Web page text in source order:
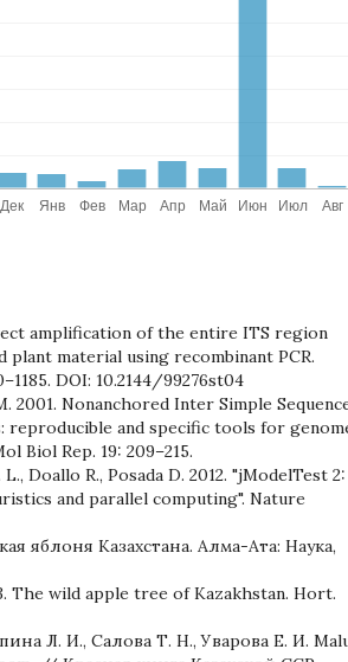
amplification of the entire ITS region
material using recombinant PCR.
DOI: 10.2144/99276st04
2001. Nonanchored Inter Simple
reproducible and specific tools for
Biol Rep. 19: 209–215.
Doallo R., Posada D. 2012. "jModelTest 2:
and parallel computing". Nature
яблоня Казахстана. Алма-Ата: Наука,
The wild apple tree of Kazakhstan. Hort.
Л. И., Салова Т. Н., Уварова Е. И.